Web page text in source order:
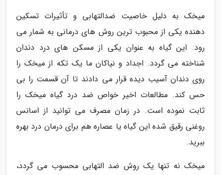
میخک به دلیل خاصیت ضدالتهابی و تأثیرات تسکین
دهنده یکی از محبوب ترین روش های درمانی به شمار می
رود. این گیاه به عنوان یکی از مسکن های درد دندان
شناخته می گردد. اجداد و نیاکان ما یک تکه از میخک را
روی دندان آسیب دیده قرار می دادند تا آن قسمت را بی
حس کند. مطالعات اخیر خواص ضد درد گیاه میخک را
ثابت نموده است. در زمان مصرف می توانید از اسانس
روغنی رقیق شده این گیاه یا عصاره هم برای درمان درد بهره
ببرید.
میخک نه تنها یک روش ضد التهابی محسوب می گردد،